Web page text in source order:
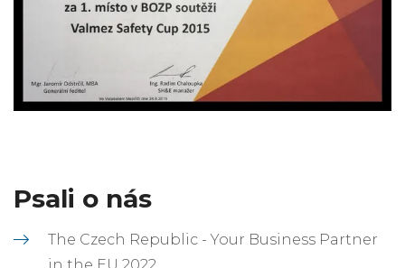
Psali o nás
The Czech Republic - Your Business Partner